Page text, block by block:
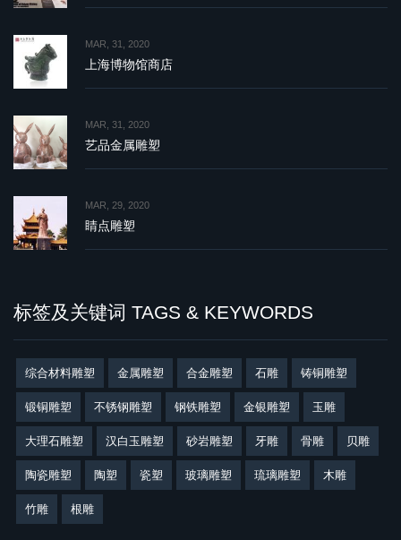
MAR, 31, 2020
上海博物馆商店
MAR, 31, 2020
艺品金属雕塑
MAR, 29, 2020
睛点雕塑
标签及关键词 TAGS & KEYWORDS
综合材料雕塑 金属雕塑 合金雕塑 石雕 铸铜雕塑
锻铜雕塑 不锈钢雕塑 钢铁雕塑 金银雕塑 玉雕
大理石雕塑 汉白玉雕塑 砂岩雕塑 牙雕 骨雕 贝雕
陶瓷雕塑 陶塑 瓷塑 玻璃雕塑 琉璃雕塑 木雕
竹雕 根雕